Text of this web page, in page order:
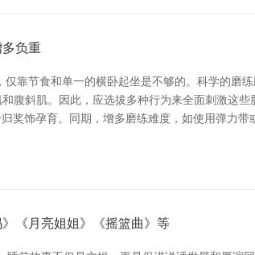
负重
靠节食和单一的横卧起坐是不够的。科学的
腹斜肌。因此，应选拔多种行为来全面刺激
奖饰孕育。同期，增多磨练难度，如使用弹力带
《月亮姐姐》《摇篮曲》等